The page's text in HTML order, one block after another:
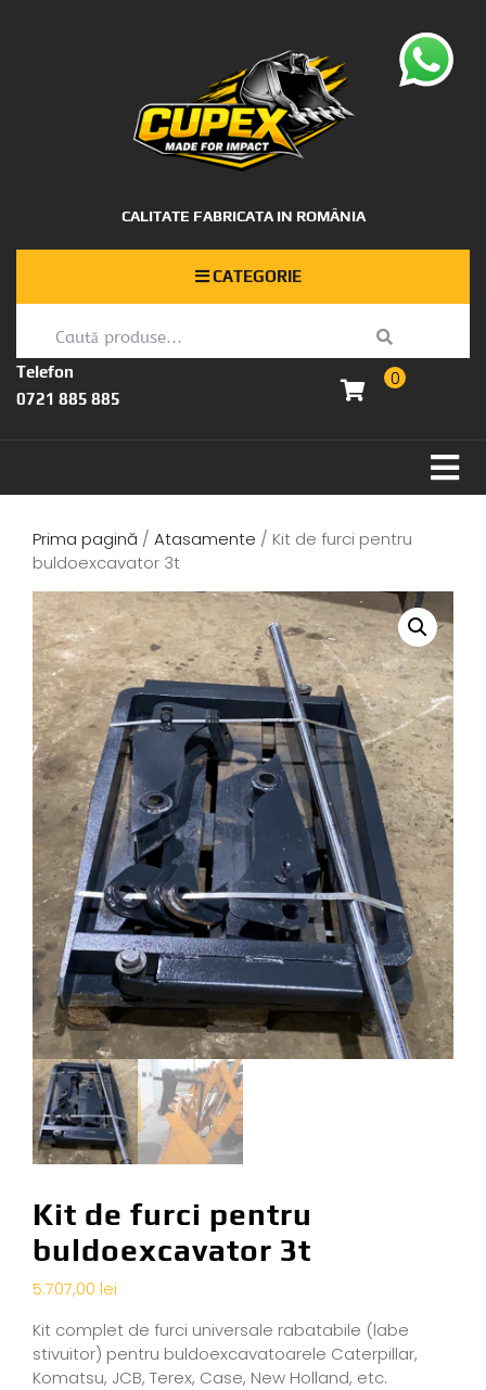
CALITATE FABRICATA IN ROMÂNIA
CATEGORIE
Telefon
0721 885 885
0
Prima pagină / Atasamente / Kit de furci pentru
buldoexcavator 3t
Kit de furci pentru
buldoexcavator 3t
5.707,00 lei
Kit complet de furci universale rabatabile (labe
stivuitor) pentru buldoexcavatoarele Caterpillar,
Komatsu, JCB, Terex, Case, New Holland, etc.